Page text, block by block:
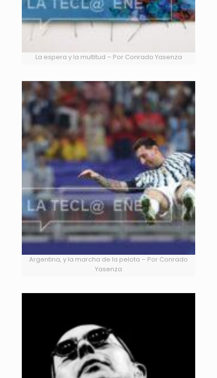
La espera y la multitud – Por Conrado Yasenza
Argentina, y la marcha de la pelota – Por Conrado
Yasenza